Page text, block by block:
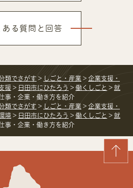
類でさがす > しごと・産業 > 企業支援・
援 > 日田市にひたろう > 働くしごと > 就
事・企業・働き方を紹介
類でさがす > しごと・産業 > 企業支援・
境 > 日田市にひたろう > 働くしごと > 就
事・企業・働き方を紹介
ある質問と回答